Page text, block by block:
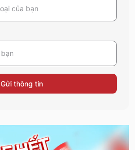
Gửi thông tin